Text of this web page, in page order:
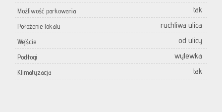
Możliwość parkowania tak
Położenie lokalu ruchliwa ulica
Wejście od ulicy
Podłogi wylewka
Klimatyzacja tak